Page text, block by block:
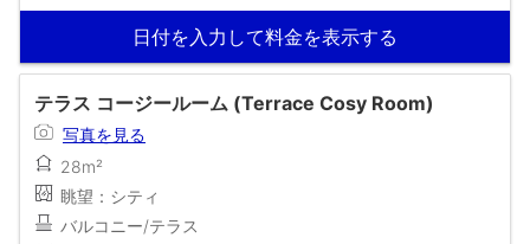
日付を入力して料金を表示する
テラス コージールーム (Terrace Cosy Room)
写真を見る
28m²
眺望：シティ
バルコニー/テラス